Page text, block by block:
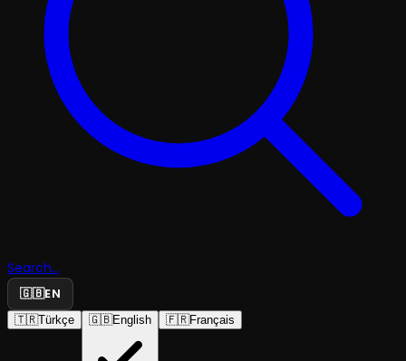
Search...
🇬🇧EN
🇹🇷Türkçe 🇬🇧English 🇫🇷Français